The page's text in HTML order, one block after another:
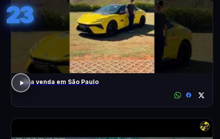
23
Já a venda em São Paulo